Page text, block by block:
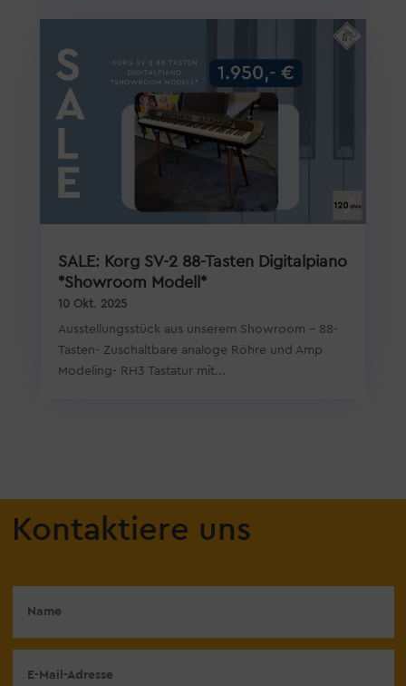
SALE: Korg SV-2 88-Tasten Digitalpiano
*Showroom Modell*
10 Okt. 2025
Ausstellungsstück aus unserem Showroom - 88-
Tasten- Zuschaltbare analoge Röhre und Amp
Modeling- RH3 Tastatur mit...
Kontaktiere uns